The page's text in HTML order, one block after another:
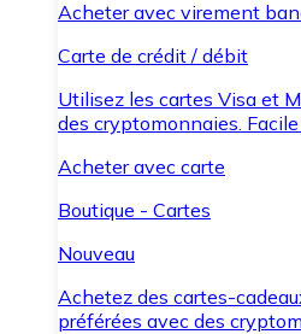
Acheter avec virement
Carte de crédit / débit
Utilisez les cartes Visa et
des cryptomonnaies. Facile
Acheter avec carte
Boutique - Cartes
Nouveau
Achetez des cartes-
préférées avec des